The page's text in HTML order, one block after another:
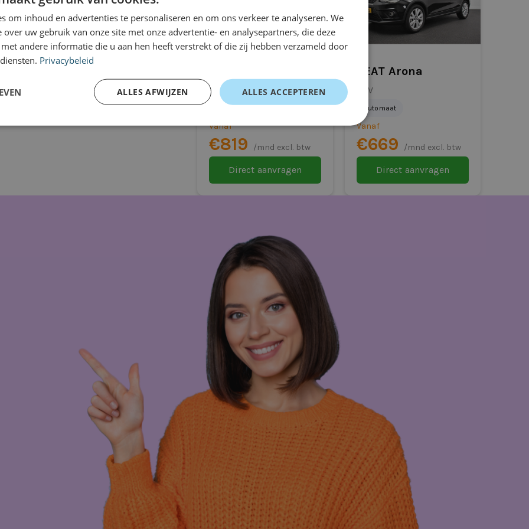
SUV
Automaat
Vanaf
€819 /mnd excl. btw
Direct aanvragen
SEAT Arona
SUV
Automaat
Vanaf
€669 /mnd excl. btw
Direct aanvragen
om inhoud en advertenties te personaliseren en om ons verkeer te analyseren. We
uw gebruik van onze site met onze advertentie- en analysepartners, die deze
andere informatie die u aan hen heeft verstrekt of die zij hebben verzameld door
Privacybeleid
ALLES ACCEPTEREN
ALLES AFWIJZEN